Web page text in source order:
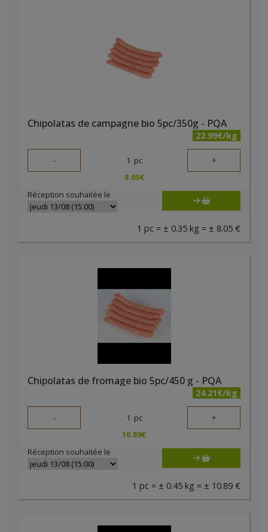
Chipolatas de campagne bio 5pc/350g - PQA
22.99€/kg
- 1 pc +
8.05€
Réception souhaitée le
1 pc = ± 0.35 kg = ± 8.05 €
Chipolatas de fromage bio 5pc/450 g - PQA
24.21€/kg
- 1 pc +
10.89€
Réception souhaitée le
1 pc = ± 0.45 kg = ± 10.89 €